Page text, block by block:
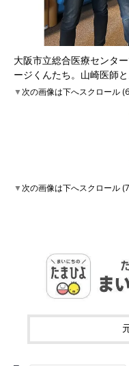
大阪市立総合医療センタ
ージくんたち。山崎医師と
▼次の画像は下へスクロール
▼次の画像は下へスクロール